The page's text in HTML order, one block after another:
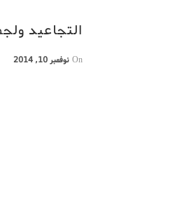
التجاعيد
On نوفمبر 10, 2014